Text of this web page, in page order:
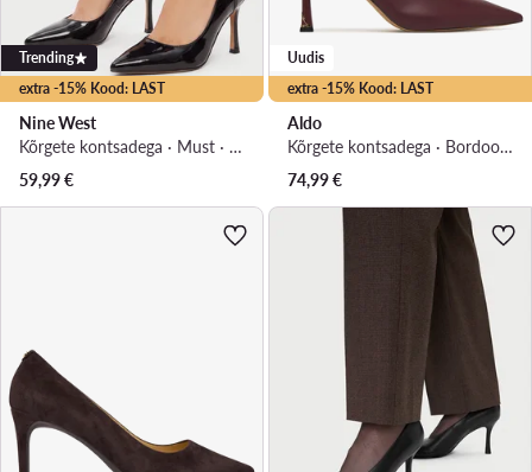
extra -15% Kood: LAST
Trending
Nine West
Kõrgete kontsadega · Must · 9.5 cm
59,99€
extra -15% Kood: LAST
Uudis
Aldo
Kõrgete kontsadega · Bordoopunane · 7.5 cm
74,99€